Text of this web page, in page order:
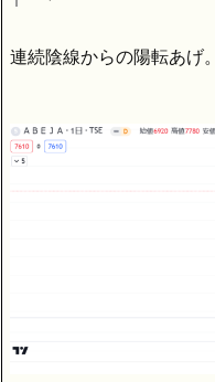
連続陰線からの陽転あげ。